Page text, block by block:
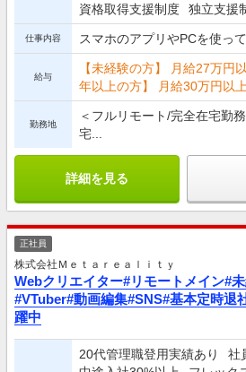
資格取得支援制度
独立支援
仕事内容 スマホのアプリやPCを使っ
給与
【未経験の方】 月給27万円
年以上の方】 月給30万円以上
勤務地
＜フルリモート/完全在宅勤
宅...
詳細を見る
正社員
株式会社Ｍｅｔａｒｅａｌｉｔｙ
Webクリエイター#リモートメイン#
#VTuber#動画編集#SNS#基本定時退
躍中
20代管理職登用実績あり
社